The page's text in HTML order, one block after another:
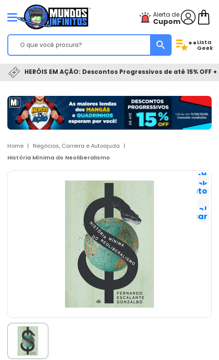
Alerta de
Cupom
**Lista
Geek
HERÓIS EM AÇÃO: Descontos Progressivos de até 15% OFF
Home | Negócios, Carreira e Autoajuda
|
História Mínima do Neoliberalismo
Lista
Geek
Favorito
tenho!
Notificar